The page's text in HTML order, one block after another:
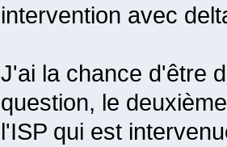
intervention avec
J'ai la chance d'être
question, le
l'ISP qui est